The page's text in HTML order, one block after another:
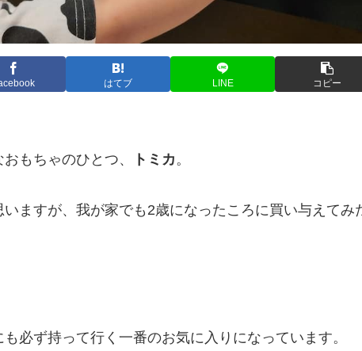
はてブ LINE コピー
もちゃのひとつ、 トミカ。
ますが、我が家でも2歳になったころに買い与えてみ
必ず持って行く一番のお気に入りになっています。